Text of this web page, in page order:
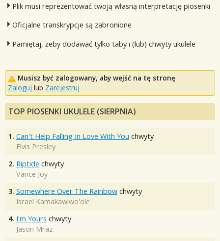
Plik musi reprezentować twoją własną interpretację piosenki
Oficjalne transkrypcje są zabronione
Pamiętaj, żeby dodawać tylko taby i (lub) chwyty ukulele
Musisz być zalogowany, aby wejść na tę stronę
Zaloguj lub Zarejestruj
TOP PIOSENKI UKULELE (SIERPNIA)
1. Can't Help Falling In Love With You chwyty
Elvis Presley
2. Riptide chwyty
Vance Joy
3. Somewhere Over The Rainbow chwyty
Israel Kamakawiwo'ole
4. I'm Yours chwyty
Jason Mraz